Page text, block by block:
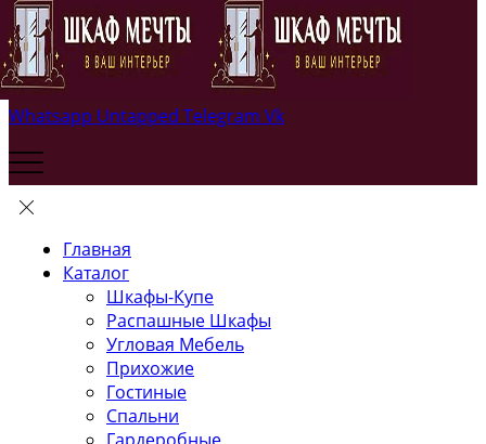
Whatsapp Untapped Telegram Vk
Главная
Каталог
Шкафы-Купе
Распашные Шкафы
Угловая Мебель
Прихожие
Гостиные
Спальни